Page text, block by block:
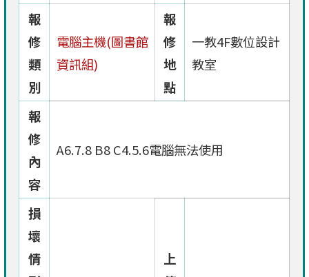
報
修
類
別
電腦主機(圖書館
資訊組)
報
修
地
點
一教4F數位設計
教室
報
修
內
容
A6.7.8 B8 C4.5.6電腦無法使用
損
壞
情
上